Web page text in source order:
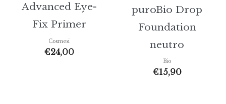
Advanced Eye-
Fix Primer
Cosmesi
€24,00
puroBio Drop
Foundation
neutro
Bio
€15,90